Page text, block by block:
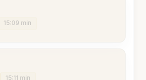
15:09 min
15:11 min